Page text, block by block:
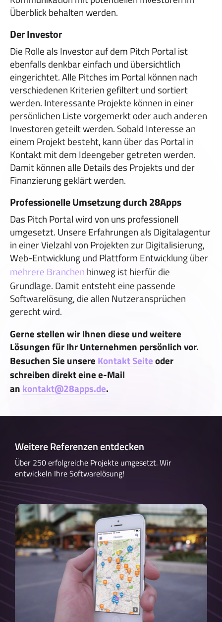
Überblick behalten werden.
Der Investor
Die Rolle als Investor auf dem Pitch Portal ist
ebenfalls denkbar einfach und übersichtlich
eingerichtet. Alle Pitches im Portal können nach
verschiedenen Kriterien gefiltert und sortiert
werden. Interessante Projekte können in einer
persönlichen Liste vorgemerkt oder auch anderen
Investoren geteilt werden. Sobald Interesse an
einem Projekt besteht, kann über das Portal in
Kontakt mit dem Ideengeber getreten werden.
Damit können alle Details des Projekts und der
Finanzierung geklärt werden.
Professionelle Umsetzung durch 28Apps
Das Pitch Portal wird von uns professionell
umgesetzt. Unsere Erfahrungen als Digitalagentur
in einer Vielzahl von Projekten zur Digitalisierung,
Web-Entwicklung und Plattform Entwicklung über
mehrere Branchen hinweg ist hierfür die
Grundlage. Damit entsteht eine passende
Softwarelösung, die allen Nutzeransprüchen
gerecht wird.
Gerne stellen wir Ihnen diese und weitere
Lösungen für Ihr Unternehmen persönlich vor.
Besuchen Sie unsere Kontakt Seiteoder
schreiben direkt eine e-Mail
an kontakt@28apps.de.
Weitere Referenzen entdecken
Über 250 erfolgreiche Projekte umgesetzt. Wir
entwickeln Ihre Softwarelösung!